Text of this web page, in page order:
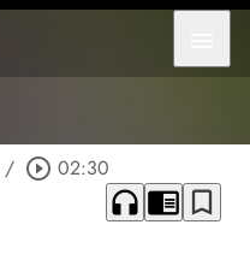
/ play_circle_outline 02:30
headphones chrome_reader_mode bookmark_border